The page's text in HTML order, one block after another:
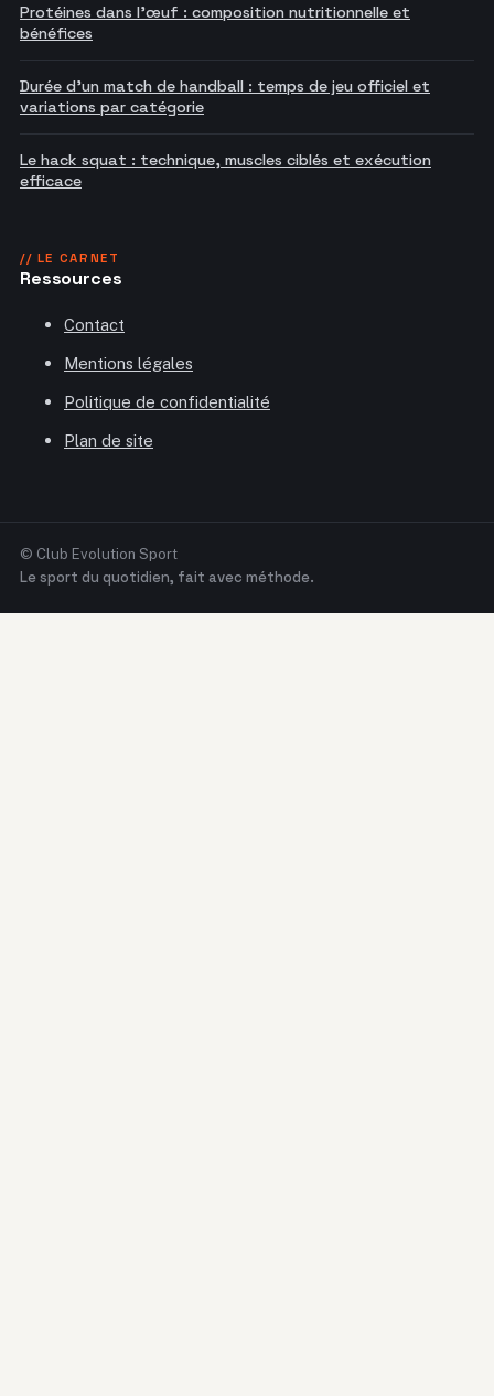
Protéines dans l'œuf : composition nutritionnelle et
bénéfices
Durée d'un match de handball : temps de jeu officiel et
variations par catégorie
Le hack squat : technique, muscles ciblés et exécution
efficace
// LE CARNET
Ressources
Contact
Mentions légales
Politique de confidentialité
Plan de site
© Club Evolution Sport
Le sport du quotidien, fait avec méthode.